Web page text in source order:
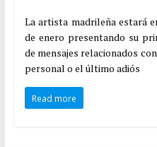
La artista madrileña estará
de enero presentando su
de mensajes relacionados
personal o el último adiós
Read more